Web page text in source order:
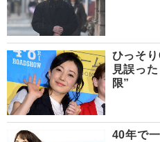
ひっそ
見誤っ
限”
40年で